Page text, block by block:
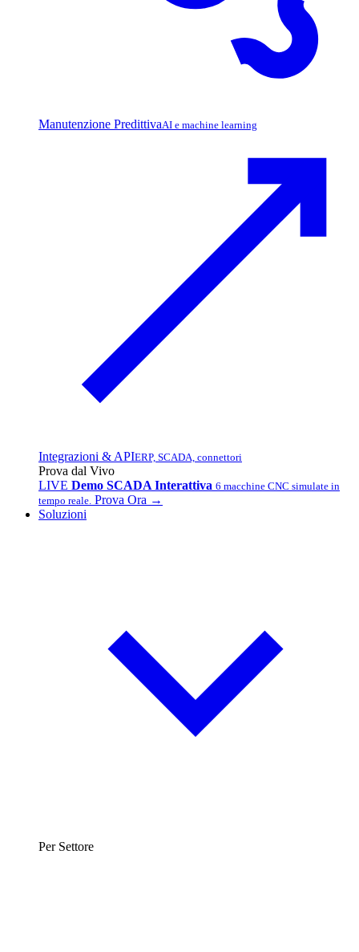
Manutenzione PredittivaAI e machine learning
Integrazioni & APIERP, SCADA, connettori
Prova dal Vivo
LIVE Demo SCADA Interattiva 6 macchine CNC simulate in
tempo reale. Prova Ora →
Soluzioni
Per Settore